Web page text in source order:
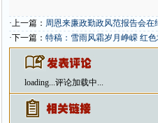
·上一篇： 周恩来廉政勤政风范报告会在
·下一篇： 特稿：雪雨风霜岁月峥嵘 红色
loading...评论加载中...